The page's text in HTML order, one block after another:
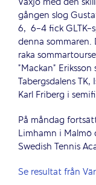
gången slog
6, 6-4 fick GLTK-
denna sommaren.
raka
”Mackan”
Tabergsdalens
Karl Friberg i
På måndag
Limhamn i Malmö
Swedish Tennis
Se resultat från